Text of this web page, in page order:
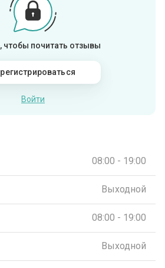
чтобы почитать отзывы
Войти
08:00 - 19:00
Выходной
08:00 - 19:00
Выходной